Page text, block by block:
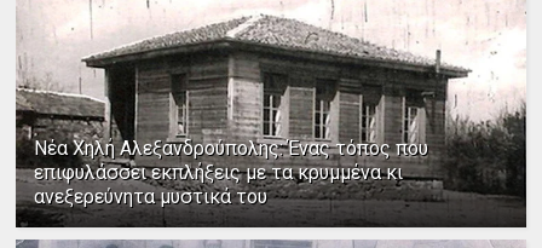
Νέα Χηλή Αλεξανδρούπολης: Ένας τόπος που
επιφυλάσσει εκπλήξεις με τα κρυμμένα κι
ανεξερεύνητα μυστικά του